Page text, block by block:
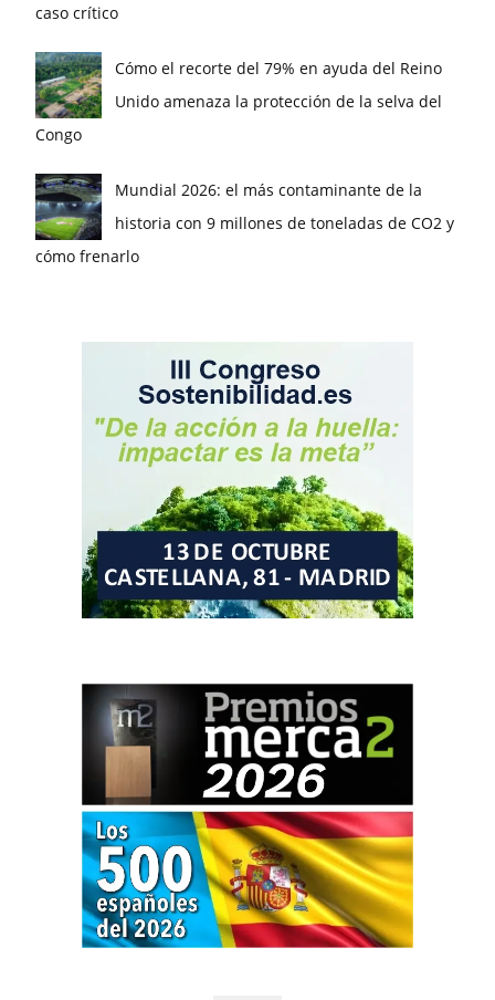
caso crítico
Cómo el recorte del 79% en ayuda del Reino
Unido amenaza la protección de la selva del
Congo
Mundial 2026: el más contaminante de la
historia con 9 millones de toneladas de CO2 y
cómo frenarlo